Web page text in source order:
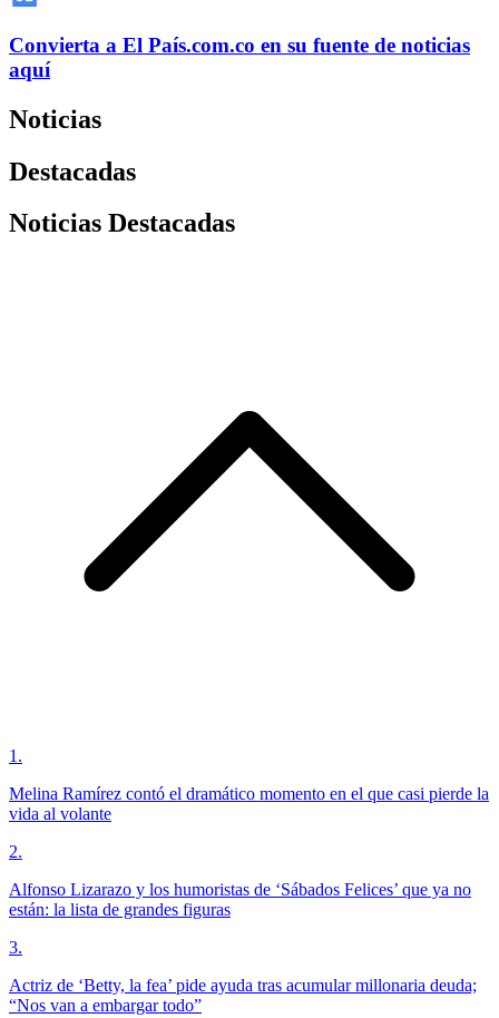
Convierta a El País.com.co en su fuente de noticias
aquí
Noticias
Destacadas
Noticias Destacadas
1 .
Melina Ramírez contó el dramático momento en el que casi pierde la
vida al volante
2.
Alfonso Lizarazo y los humoristas de ‘Sábados Felices’ que ya no
están: la lista de grandes figuras
3.
Actriz de ‘Betty, la fea’ pide ayuda tras acumular millonaria deuda;
“Nos van a embargar todo”